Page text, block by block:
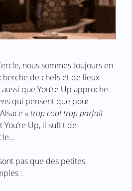
nous sommes toujours en
de chefs et de lieux
que You’re Up approche.
qui pensent que pour
« trop cool trop parfait
You’re Up, il suffit de
pas que des petites
: